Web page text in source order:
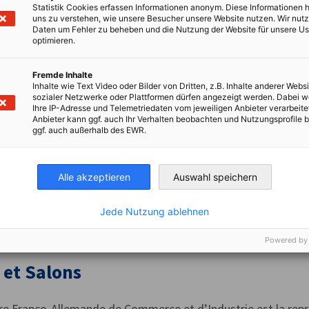
des collaborateurs en France ? La CFACI vous
du sourcing à la paie de vos salariés en passant par
et Conformité
unique pour vos obligations REP (Responsabilité
Europe et dans le monde.
Salons
Statistik Cookies erfassen Informationen anonym. Diese Informationen
uns zu verstehen, wie unsere Besucher unsere Website nutzen. Wir
Daten um Fehler zu beheben und die Nutzung der Website für unsere
optimieren.
Fremde Inhalte
Inhalte wie Text Video oder Bilder von Dritten, z.B. Inhalte anderer
sozialer Netzwerke oder Plattformen dürfen angezeigt werden. Dabei
Ihre IP-Adresse und Telemetriedaten vom jeweiligen Anbieter
Anbieter kann ggf. auch Ihr Verhalten beobachten und Nutzungsprofile
ggf. auch außerhalb des EWR.
Alle akzeptieren Auswahl speichern
Jede Nutzung ablehnen
Powered by